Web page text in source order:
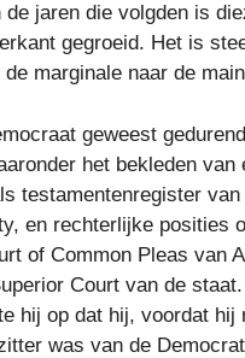
de jaren die volgden is
gegroeid. Het is
marginale naar de
geweest
het bekleden van
testamentenregister van
en rechterlijke posities
of Common Pleas van
Court van de
hij op dat hij, voordat hij
was van de